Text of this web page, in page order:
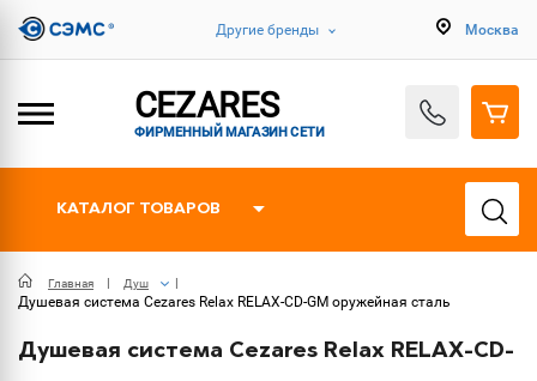
Другие бренды Москва
CEZARES
ФИРМЕННЫЙ МАГАЗИН СЕТИ
КАТАЛОГ ТОВАРОВ
Главная Душ
Душевая система Cezares Relax RELAX-CD-GM оружейная сталь
Душевая система Cezares Relax RELAX-CD-